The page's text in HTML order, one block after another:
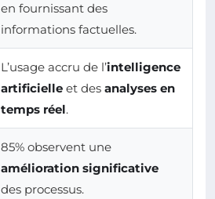
en fournissant des
informations factuelles.
L’usage accru de l’intelligence
artificielle et des analyses en
temps réel.
85% observent une
amélioration significative
des processus.